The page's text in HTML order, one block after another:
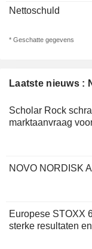
Laatste nieuws :
Scholar Rock
marktaanvraag
NOVO NORDISK
Europese STOXX
sterke resultaten
Nettoschuld
* Geschatte gegevens